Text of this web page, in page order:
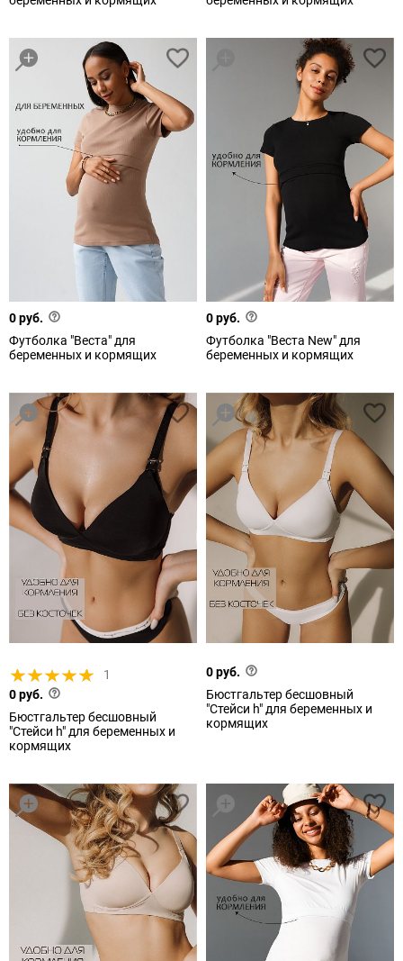
0 руб.
Футболка "Веста" для
беременных и кормящих
0 руб.
Футболка "Веста New" для
беременных и кормящих
1
0 руб.
Бюстгальтер бесшовный
"Стейси h" для беременных и
кормящих
0 руб.
Бюстгальтер бесшовный
"Стейси h" для беременных и
кормящих